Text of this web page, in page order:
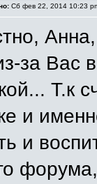
Сб фев 22, 2014 10:23
за Вас
Т.к
и
и